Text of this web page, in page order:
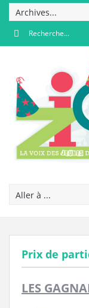
Archives...
Aller à ...
Prix de
LES